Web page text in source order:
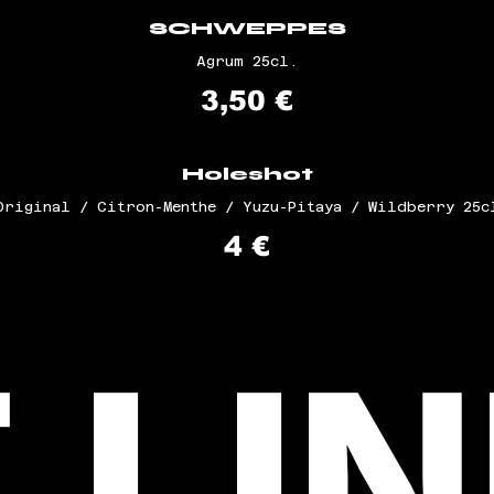
SCHWEPPES
Agrum 25cl.
3,50 €
Holeshot
/ Citron-Menthe / Yuzu-Pitaya / Wildberry
4 €